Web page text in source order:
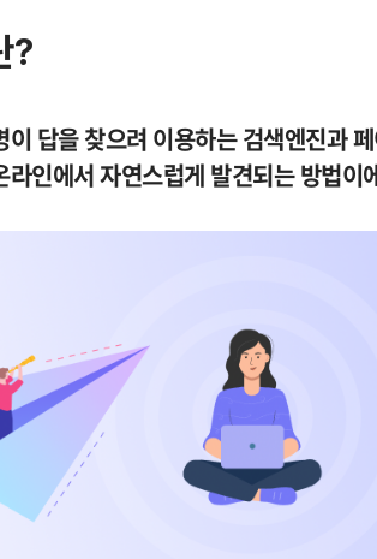
?
답을 찾으려 이용하는 검색엔진과
인에서 자연스럽게 발견되는 방법이